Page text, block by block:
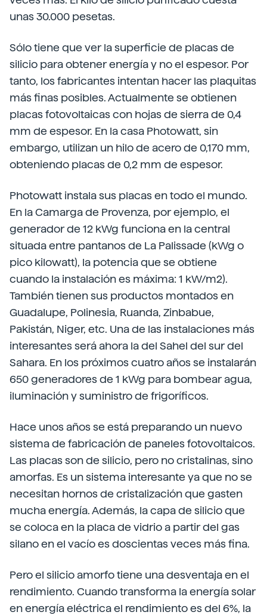
unas 30.000 pesetas.
Sólo tiene que ver la superficie de placas de
silicio para obtener energía y no el espesor. Por
tanto, los fabricantes intentan hacer las plaquitas
más finas posibles. Actualmente se obtienen
placas fotovoltaicas con hojas de sierra de 0,4
mm de espesor. En la casa Photowatt, sin
embargo, utilizan un hilo de acero de 0,170 mm,
obteniendo placas de 0,2 mm de espesor.
Photowatt instala sus placas en todo el mundo.
En la Camarga de Provenza, por ejemplo, el
generador de 12 kWg funciona en la central
situada entre pantanos de La Palissade (kWg o
pico kilowatt), la potencia que se obtiene
cuando la instalación es máxima: 1 kW/m2).
También tienen sus productos montados en
Guadalupe, Polinesia, Ruanda, Zinbabue,
Pakistán, Niger, etc. Una de las instalaciones más
interesantes será ahora la del Sahel del sur del
Sahara. En los próximos cuatro años se instalarán
650 generadores de 1 kWg para bombear agua,
iluminación y suministro de frigoríficos.
Hace unos años se está preparando un nuevo
sistema de fabricación de paneles fotovoltaicos.
Las placas son de silicio, pero no cristalinas, sino
amorfas. Es un sistema interesante ya que no se
necesitan hornos de cristalización que gasten
mucha energía. Además, la capa de silicio que
se coloca en la placa de vidrio a partir del gas
silano en el vacío es doscientas veces más fina.
Pero el silicio amorfo tiene una desventaja en el
rendimiento. Cuando transforma la energía solar
en energía eléctrica el rendimiento es del 6%, la